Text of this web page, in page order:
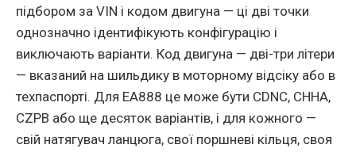
пiдбором за VIN i кодом двигуна — цi двi точки
однозначно iдентифiкують конфiгурацiю i
виключають варiанти. Код двигуна — двi-три лiтери
— вказаний на шильдику в моторному вiдсiку або в
техпаспортi. Для EA888 це може бути CDNC, CHHA,
CZPB або ще десяток варiантiв, i для кожного —
свiй натягувач ланцюга, свої поршневi кiльця, своя